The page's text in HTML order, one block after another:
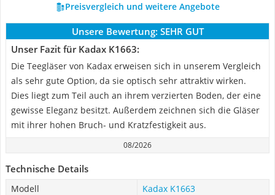
Preisvergleich und weitere Angebote
Unsere Bewertung: SEHR GUT
Unser Fazit für Kadax K1663:
Die Teegläser von Kadax erweisen sich in unserem Vergleich
als sehr gute Option, da sie optisch sehr attraktiv wirken.
Dies liegt zum Teil auch an ihrem verzierten Boden, der eine
gewisse Eleganz besitzt. Außerdem zeichnen sich die Gläser
mit ihrer hohen Bruch- und Kratzfestigkeit aus.
08/2026
Technische Details
Modell
Kadax K1663